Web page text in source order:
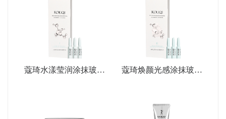
蔻琦水漾莹润涂抹玻尿
蔻琦焕颜光感涂抹玻尿